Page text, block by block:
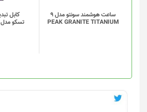
ساعت هوشمند سونتو مدل 9
PEAK GRANITE TITANIUM
گزینه
ها
محصول
تسکو مدل TCC 158 طول 1 متر